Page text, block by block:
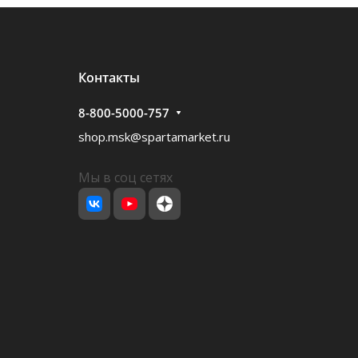
Контакты
8-800-5000-757
shop.msk@spartamarket.ru
Мы в соц сетях